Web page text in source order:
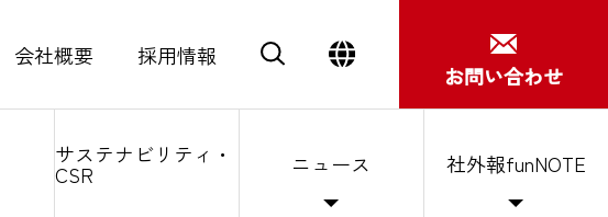
会社概要 採用情報
お問い合わせ
サステナビリティ・
CSR ニュース 社外報funNOTE